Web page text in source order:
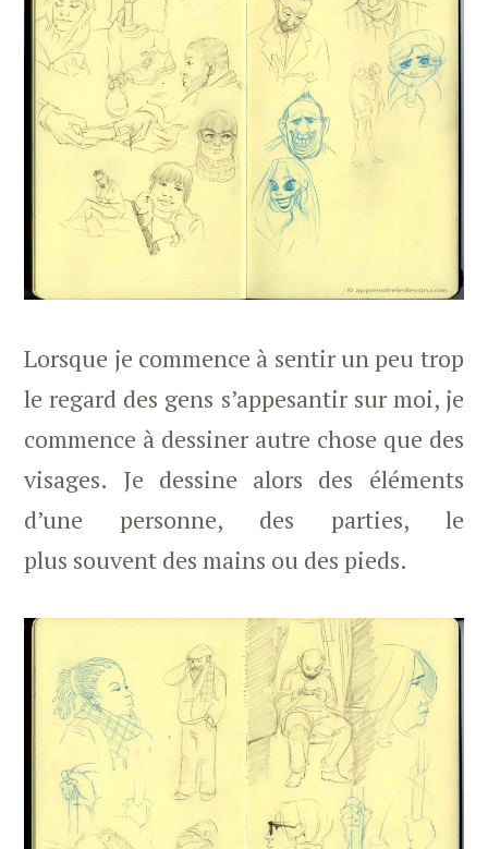
Lorsque je commence à sentir un peu trop
le regard des gens s’appesantir sur moi, je
commence à dessiner autre chose que des
visages. Je dessine alors des éléments
d’une personne, des parties, le
plus souvent des mains ou des pieds.